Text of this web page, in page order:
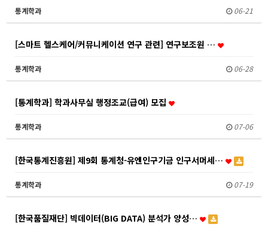
통계학과 06-21
[스마트 헬스케어/커뮤니케이션 연구 관련] 연구보조원 …
통계학과 06-28
[통계학과] 학과사무실 행정조교(급여) 모집
통계학과 07-06
[한국통계진흥원] 제9회 통계청-유엔인구기금 인구서머세…
통계학과 07-19
[한국품질재단] 빅데이터(BIG DATA) 분석가 양성…